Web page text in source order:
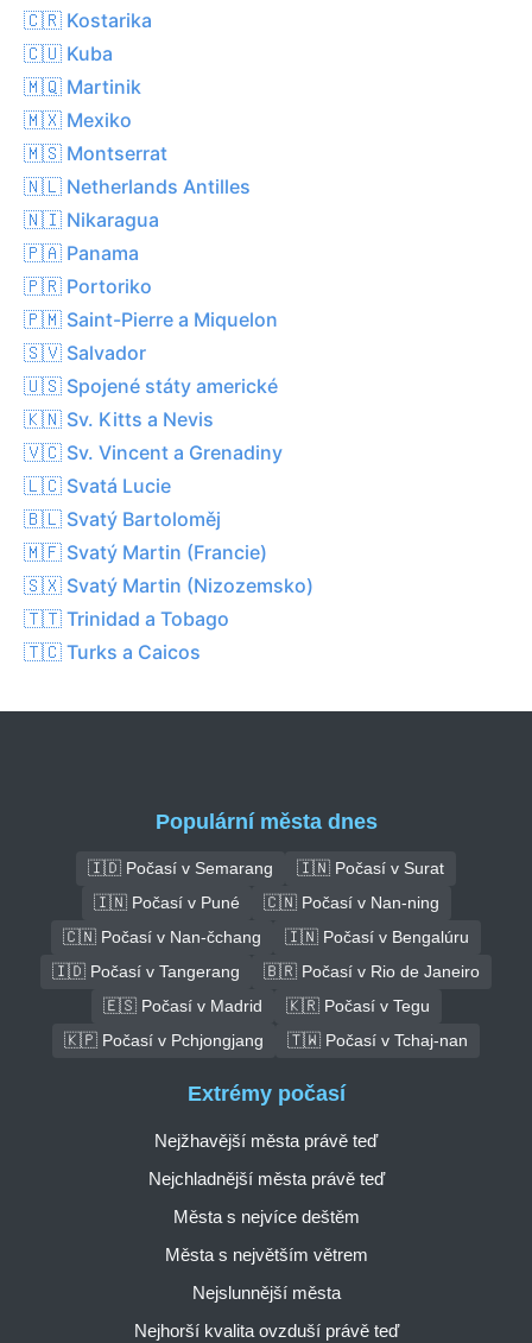
🇨🇷 Kostarika
🇨🇺 Kuba
🇲🇶 Martinik
🇲🇽 Mexiko
🇲🇸 Montserrat
🇳🇱 Netherlands Antilles
🇳🇮 Nikaragua
🇵🇦 Panama
🇵🇷 Portoriko
🇵🇲 Saint-Pierre a Miquelon
🇸🇻 Salvador
🇺🇸 Spojené státy americké
🇰🇳 Sv. Kitts a Nevis
🇻🇨 Sv. Vincent a Grenadiny
🇱🇨 Svatá Lucie
🇧🇱 Svatý Bartoloměj
🇲🇫 Svatý Martin (Francie)
🇸🇽 Svatý Martin (Nizozemsko)
🇹🇹 Trinidad a Tobago
🇹🇨 Turks a Caicos
Populární města dnes
🇮🇩 Počasí v Semarang
🇮🇳 Počasí v Surat
🇮🇳 Počasí v Puné
🇨🇳 Počasí v Nan-ning
🇨🇳 Počasí v Nan-čchang
🇮🇳 Počasí v Bengalúru
🇮🇩 Počasí v Tangerang
🇧🇷 Počasí v Rio de Janeiro
🇪🇸 Počasí v Madrid
🇰🇷 Počasí v Tegu
🇰🇵 Počasí v Pchjongjang
🇹🇼 Počasí v Tchaj-nan
Extrémy počasí
Nejžhavější města právě teď
Nejchladnější města právě teď
Města s nejvíce deštěm
Města s největším větrem
Nejslunnější města
Nejhorší kvalita ovzduší právě teď